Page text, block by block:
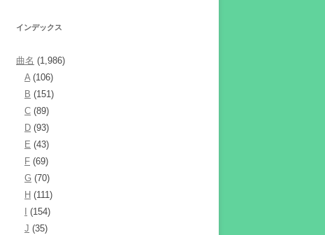
インデックス
曲名 (1,986)
A(106)
B (151)
C (89)
D (93)
E (43)
F (69)
G (70)
H (111)
(154)
J (35)